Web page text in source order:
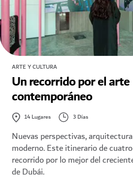
ARTE Y CULTURA
Un recorrido por el arte
contemporáneo
14Lugares 3 Días
Nuevas perspectivas,
moderno. Este itinerario de
recorrido por lo mejor del
de Dubái.